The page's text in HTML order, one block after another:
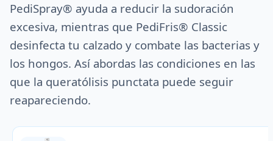
PediSpray® ayuda a reducir la sudoración
excesiva, mientras que PediFris® Classic
desinfecta tu calzado y combate las bacterias y
los hongos. Así abordas las condiciones en las
que la queratólisis punctata puede seguir
reapareciendo.